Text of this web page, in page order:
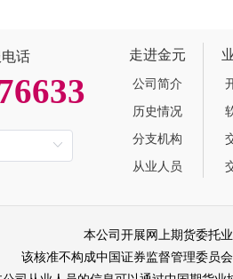
话 走进金元
公司简介
历史情况
分支机构
从业人员
本公司开展网上期货委托
该核准不构成中国证券监督管理委员